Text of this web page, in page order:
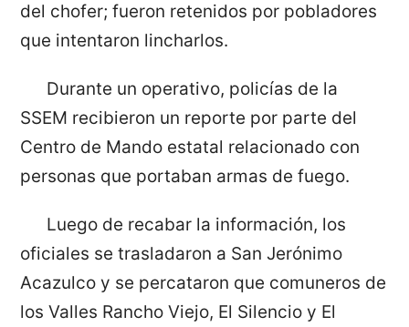
del chofer; fueron retenidos por pobladores
que intentaron lincharlos.
Durante un operativo, policías de la
SSEM recibieron un reporte por parte del
Centro de Mando estatal relacionado con
personas que portaban armas de fuego.
Luego de recabar la información, los
oficiales se trasladaron a San Jerónimo
Acazulco y se percataron que comuneros de
los Valles Rancho Viejo, El Silencio y El